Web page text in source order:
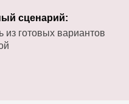
сценарий:
из готовых вариантов